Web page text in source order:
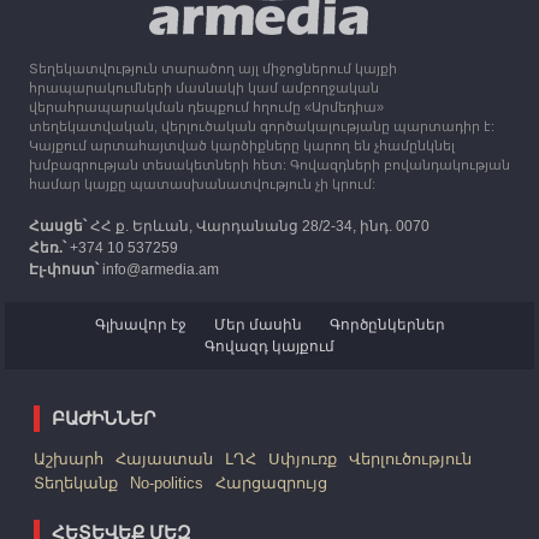
ստեռլինգ կհատկացնի՝ աջակցելու Լեռնային
Ղարաբաղից բռնի տեղահանվածներին
12:25 30.09.2023
Հայաստան է ժամանել բռնի տեղահանված 100
հազար 417 արցախցի
Տեղեկատվություն տարածող այլ միջոցներում կայքի
հրապարակումների մասնակի կամ ամբողջական
վերահրապարակման դեպքում հղումը «Արմեդիա»
տեղեկատվական, վերլուծական գործակալությանը պարտադիր է:
Կայքում արտահայտված կարծիքները կարող են չհամընկնել
խմբագրության տեսակետների հետ: Գովազդների բովանդակության
համար կայքը պատասխանատվություն չի կրում:
Հասցե՝ՀՀ ք. Երևան, Վարդանանց 28/2-34, ինդ. 0070
Հեռ.՝+374 10 537259
Էլ-փոստ՝info@armedia.am
Գլխավոր էջ Մեր մասին
Գործընկերներ
Գովազդ կայքում
ԲԱԺԻՆՆԵՐ
Աշխարհ Հայաստան ԼՂՀ Սփյուռք
Վերլուծություն
Տեղեկանք
No-politics Հարցազրույց
ՀԵՏԵՎԵՔ ՄԵԶ